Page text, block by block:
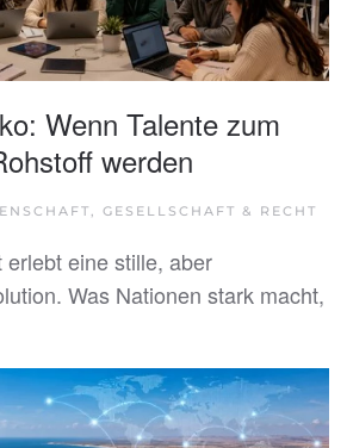
Wenn Talente zum
werden
GESELLSCHAFT & RECHT
eine stille, aber
Was Nationen stark macht,